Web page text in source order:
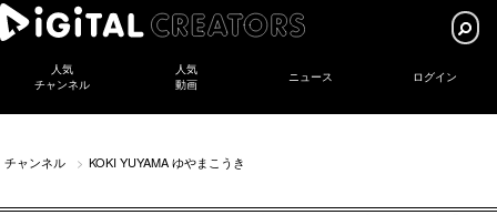
人気
チャンネル
人気
動画
ニュース ログイン
チャンネル KOKI YUYAMA ゆやまこうき